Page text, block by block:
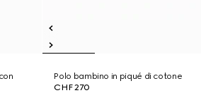
Polo bambino in piqué di cotone
CHF 270